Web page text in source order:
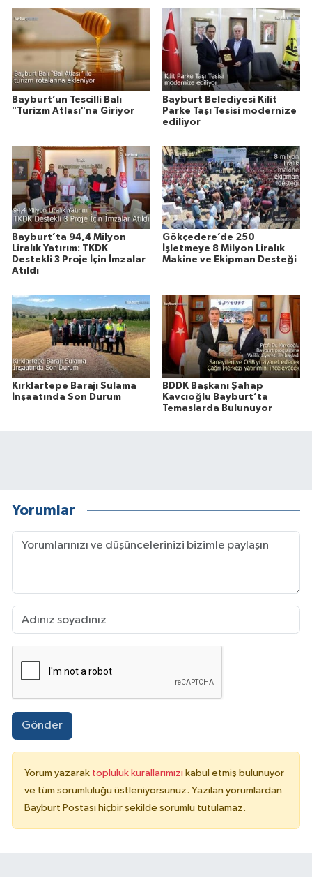
Bayburt’un Tescilli Balı
"Turizm Atlası"na Giriyor
Bayburt Belediyesi Kilit
Parke Taşı Tesisi modernize
ediliyor
Bayburt’ta 94,4 Milyon
Liralık Yatırım: TKDK
Destekli 3 Proje İçin İmzalar
Atıldı
Gökçedere’de 250
İşletmeye 8 Milyon Liralık
Makine ve Ekipman Desteği
Kırklartepe Barajı Sulama
İnşaatında Son Durum
BDDK Başkanı Şahap
Kavcıoğlu Bayburt’ta
Temaslarda Bulunuyor
Yorumlar
Gönder
Yorum yazarak topluluk kurallarımızı kabul etmiş bulunuyor
ve tüm sorumluluğu üstleniyorsunuz. Yazılan yorumlardan
Bayburt Postası hiçbir şekilde sorumlu tutulamaz.